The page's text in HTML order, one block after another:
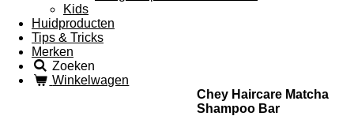
Kids
Huidproducten
Tips & Tricks
Merken
Zoeken
Winkelwagen
Chey Haircare Matcha
Shampoo Bar